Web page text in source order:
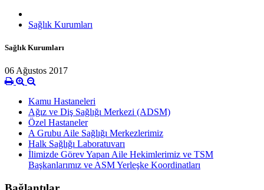
Sağlık Kurumları
Sağlık Kurumları
06 Ağustos 2017
Kamu Hastaneleri
Ağız ve Diş Sağlığı Merkezi (ADSM)
Özel Hastaneler
A Grubu Aile Sağlığı Merkezlerimiz
Halk Sağlığı Laboratuvarı
İlimizde Görev Yapan Aile Hekimlerimiz ve TSM
Başkanlarımız ve ASM Yerleşke Koordinatları